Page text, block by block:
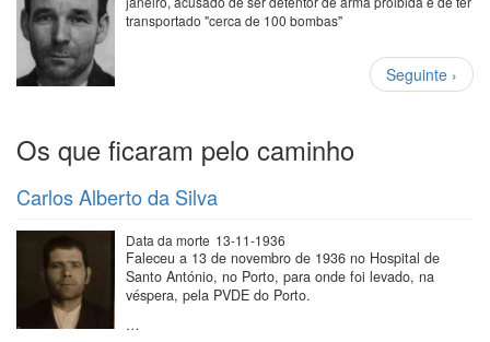
transportado "cerca de 100 bombas"
Paginação
Próxima
página
Seguinte ›
Os que ficaram pelo caminho
Carlos Alberto da Silva
Data da morte 13-11-1936
Faleceu a 13 de novembro de 1936 no Hospital de
Santo António, no Porto, para onde foi levado, na
véspera, pela PVDE do Porto.
…